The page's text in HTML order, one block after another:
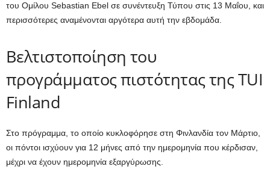
του Ομίλου Sebastian Ebel σε συνέντευξη Τύπου στις 13 Μαΐου, και
περισσότερες αναμένονται αργότερα αυτή την εβδομάδα.
Βελτιστοποίηση του
προγράμματος πιστότητας της TUI
Finland
Στο πρόγραμμα, το οποίο κυκλοφόρησε στη Φινλανδία τον Μάρτιο,
οι πόντοι ισχύουν για 12 μήνες από την ημερομηνία που κέρδισαν,
μέχρι να έχουν ημερομηνία εξαργύρωσης.